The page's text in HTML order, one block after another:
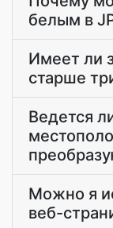
белым в
Имеет ли
старше
Ведется
Можно я
веб-